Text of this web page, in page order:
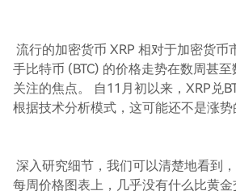
流行的加密货币 XRP 相对于加密货币
手比特币 (BTC) 的价格走势在数周甚
关注的焦点。 自11月初以来，XRP兑
根据技术分析模式，这可能还不是涨势
深入研究细节，我们可以清楚地看到
每周价格图表上，几乎没有什么比黄金